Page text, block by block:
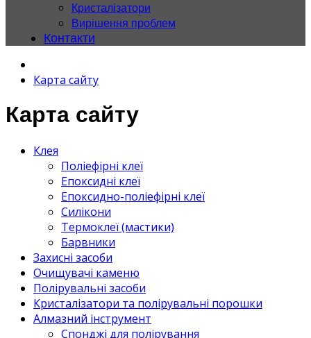
Кристалізатори
Вирішення проблем
Контакти
Карта сайту
Карта сайту
Клея
Поліефірні клеї
Епоксидні клеї
Епоксидно-поліефірні клеї
Силікони
Термоклеї (мастики)
Барвники
Захисні засоби
Очищувачі каменю
Полірувальні засоби
Кристалізатори та полірувальні порошки
Алмазний інструмент
Спонджі для полірування